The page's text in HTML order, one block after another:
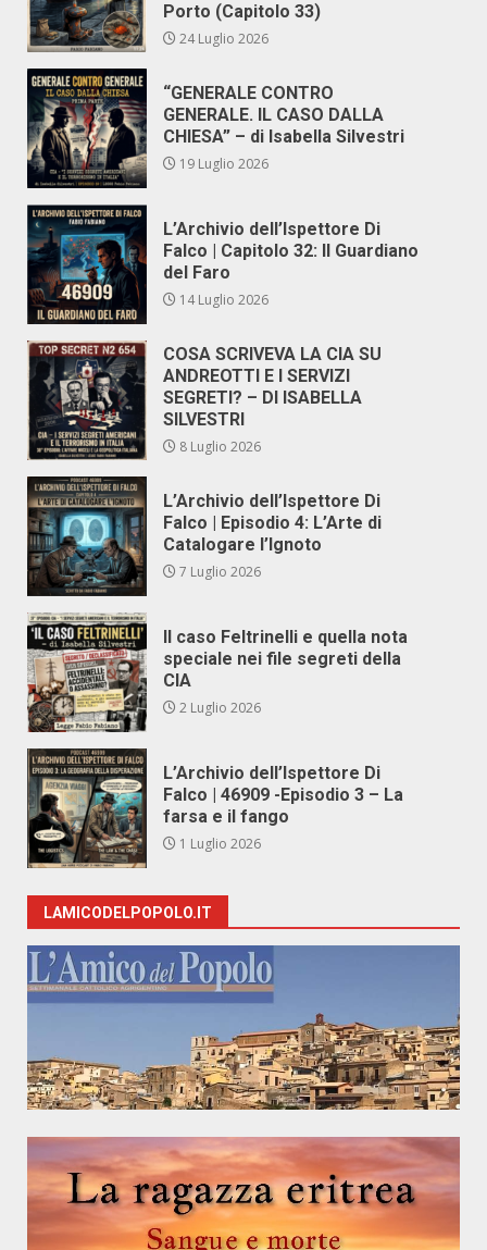
Porto (Capitolo 33)
24 Luglio 2026
“GENERALE CONTRO
GENERALE. IL CASO DALLA
CHIESA” – di Isabella Silvestri
19 Luglio 2026
L’Archivio dell’Ispettore Di
Falco | Capitolo 32: Il Guardiano
del Faro
14 Luglio 2026
COSA SCRIVEVA LA CIA SU
ANDREOTTI E I SERVIZI
SEGRETI? – DI ISABELLA
SILVESTRI
8 Luglio 2026
L’Archivio dell’Ispettore Di
Falco | Episodio 4: L’Arte di
Catalogare l’Ignoto
7 Luglio 2026
Il caso Feltrinelli e quella nota
speciale nei file segreti della
CIA
2 Luglio 2026
L’Archivio dell’Ispettore Di
Falco | 46909 -Episodio 3 – La
farsa e il fango
1 Luglio 2026
LAMICODELPOPOLO.IT